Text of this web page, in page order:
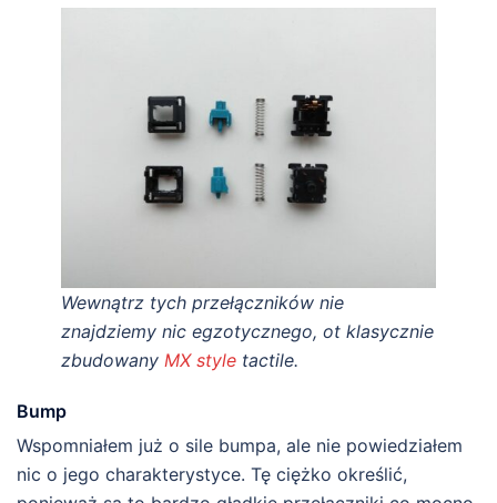
Wewnątrz tych przełączników nie
znajdziemy nic egzotycznego, ot klasycznie
zbudowany MX style tactile.
Bump
Wspomniałem już o sile bumpa, ale nie powiedziałem
nic o jego charakterystyce. Tę ciężko określić,